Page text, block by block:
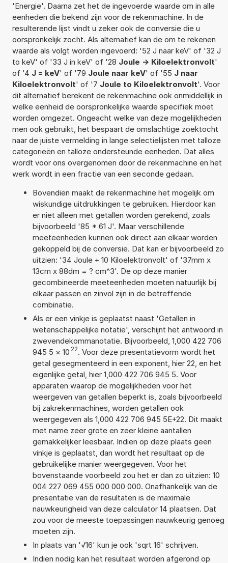
'Energie'. Daarna zet het de ingevoerde waarde om in alle
eenheden die bekend zijn voor de rekenmachine. In de
resulterende lijst vindt u zeker ook de conversie die u
oorspronkelijk zocht. Als alternatief kan de om te rekenen
waarde als volgt worden ingevoerd: '52 J naar keV' of '32 J
to keV' of '33 J in keV' of '28 Joule -> Kiloelektronvolt'
of '4 J = keV' of '79 Joule naar keV' of '55 J naar
Kiloelektronvolt' of '7 Joule to Kiloelektronvolt'. Voor
dit alternatief berekent de rekenmachine ook onmiddellijk in
welke eenheid de oorspronkelijke waarde specifiek moet
worden omgezet. Ongeacht welke van deze mogelijkheden
men ook gebruikt, het bespaart de omslachtige zoektocht
naar de juiste vermelding in lange selectielijsten met talloze
categorieën en talloze ondersteunde eenheden. Dat alles
wordt voor ons overgenomen door de rekenmachine en het
werk wordt in een fractie van een seconde gedaan.
Bovendien maakt de rekenmachine het mogelijk om
wiskundige uitdrukkingen te gebruiken. Hierdoor kan
er niet alleen met getallen worden gerekend, zoals
bijvoorbeeld '85 * 61 J'. Maar verschillende
meeteenheden kunnen ook direct aan elkaar worden
gekoppeld bij de conversie. Dat kan er bijvoorbeeld zo
uitzien: '34 Joule + 10 Kiloelektronvolt' of '37mm x
13cm x 88dm = ? cm^3'. De op deze manier
gecombineerde meeteenheden moeten natuurlijk bij
elkaar passen en zinvol zijn in de betreffende
combinatie.
Als er een vinkje is geplaatst naast 'Getallen in
wetenschappelijke notatie', verschijnt het antwoord in
zwevendekommanotatie. Bijvoorbeeld, 1,000 422 706
945 5 × 10 22. Voor deze presentatievorm wordt het
getal gesegmenteerd in een exponent, hier 22, en het
eigenlijke getal, hier 1,000 422 706 945 5. Voor
apparaten waarop de mogelijkheden voor het
weergeven van getallen beperkt is, zoals bijvoorbeeld
bij zakrekenmachines, worden getallen ook
weergegeven als 1,000 422 706 945 5E+22. Dit maakt
met name zeer grote en zeer kleine aantallen
gemakkelijker leesbaar. Indien op deze plaats geen
vinkje is geplaatst, dan wordt het resultaat op de
gebruikelijke manier weergegeven. Voor het
bovenstaande voorbeeld zou het er dan zo uitzien: 10
004 227 069 455 000 000 000. Onafhankelijk van de
presentatie van de resultaten is de maximale
nauwkeurigheid van deze calculator 14 plaatsen. Dat
zou voor de meeste toepassingen nauwkeurig genoeg
moeten zijn.
In plaats van '√16' kun je ook 'sqrt 16' schrijven.
Indien nodig kan het resultaat worden afgerond op